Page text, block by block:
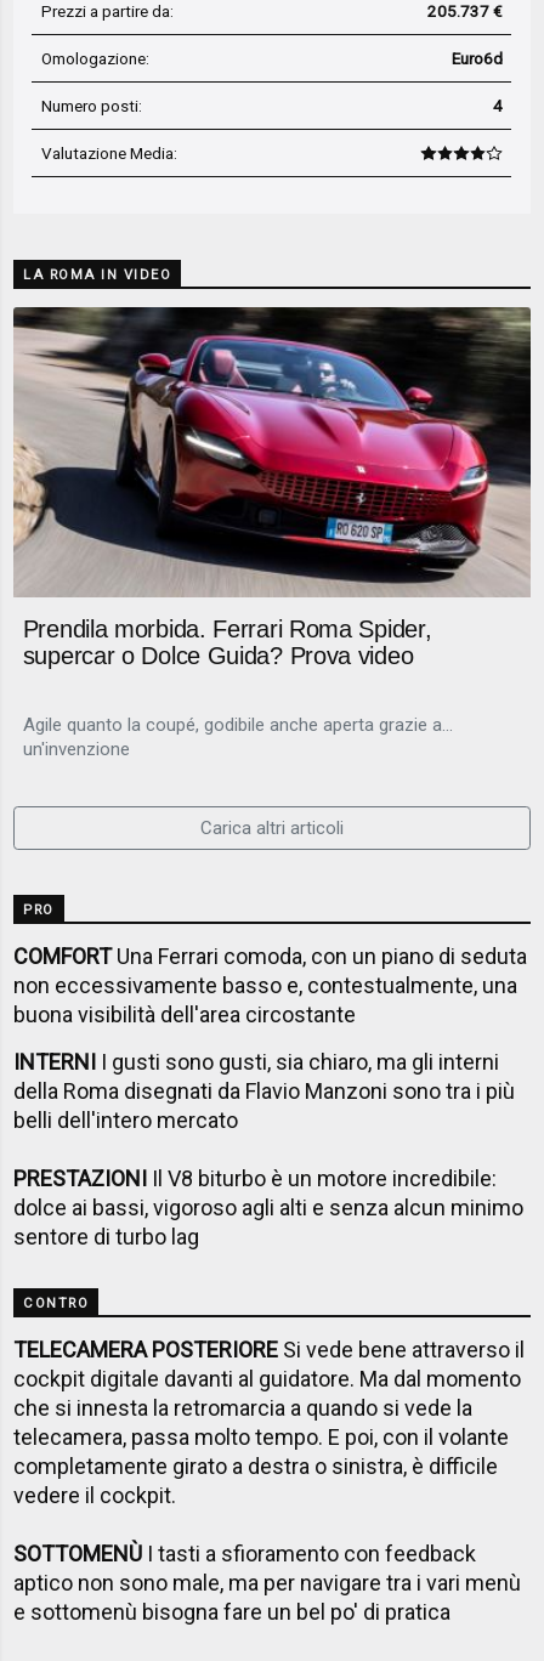
Prezzi a partire da: 205.737 €
Omologazione: Euro6d
Numero posti: 4
Valutazione Media:
LA ROMA IN VIDEO
Prendila morbida. Ferrari Roma Spider,
supercar o Dolce Guida? Prova video
Agile quanto la coupé, godibile anche aperta grazie a...
un'invenzione
Carica altri articoli
PRO
COMFORTUna Ferrari comoda, con un piano di seduta
non eccessivamente basso e, contestualmente, una
buona visibilità dell'area circostante
INTERNI I gusti sono gusti, sia chiaro, ma gli interni
della Roma disegnati da Flavio Manzoni sono tra i più
belli dell'intero mercato
PRESTAZIONI Il V8 biturbo è un motore incredibile:
dolce ai bassi, vigoroso agli alti e senza alcun minimo
sentore di turbo lag
CONTRO
TELECAMERA POSTERIORE Si vede bene attraverso il
cockpit digitale davanti al guidatore. Ma dal momento
che si innesta la retromarcia a quando si vede la
telecamera, passa molto tempo. E poi, con il volante
completamente girato a destra o sinistra, è difficile
vedere il cockpit.
SOTTOMENÙ I tasti a sfioramento con feedback
aptico non sono male, ma per navigare tra i vari menù
e sottomenù bisogna fare un bel po' di pratica